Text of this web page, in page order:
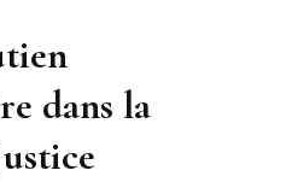
dans la